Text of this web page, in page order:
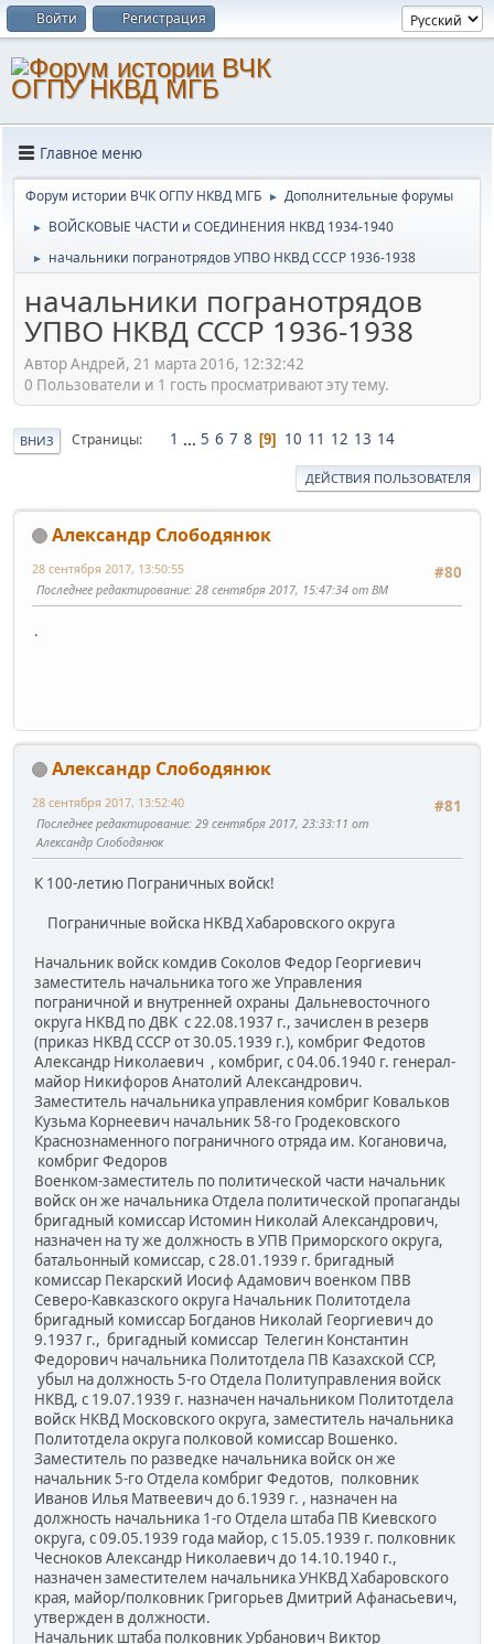
Войти Регистрация
Главное меню
Форум истории ВЧК ОГПУ НКВД МГБ ► Дополнительные форумы
► ВОЙСКОВЫЕ ЧАСТИ и СОЕДИНЕНИЯ НКВД 1934-1940
► начальники погранотрядов УПВО НКВД СССР 1936-1938
начальники погранотрядов
УПВО НКВД СССР 1936-1938
Автор Андрей, 21 марта 2016, 12:32:42
0 Пользователи и 1 гость просматривают эту тему.
ВНИЗ Страницы 1 ... 5 6 7 8 9 10 11 12 13 14
ДЕЙСТВИЯ ПОЛЬЗОВАТЕЛЯ
Александр Слободянюк
#80
28 сентября 2017, 13:50:55
Последнее редактирование: 28 сентября 2017, 15:47:34 от BM
.
Александр Слободянюк
#81
28 сентября 2017, 13:52:40
Последнее редактирование: 29 сентября 2017, 23:33:11 от
Александр Слободянюк
К 100-летию Пограничных войск!
Пограничные войска НКВД Хабаровского округа
Начальник войск комдив Соколов Федор Георгиевич
заместитель начальника того же Управления
пограничной и внутренней охраны Дальневосточного
округа НКВД по ДВК с 22.08.1937 г., зачислен в резерв
(приказ НКВД СССР от 30.05.1939 г.), комбриг Федотов
Александр Николаевич , комбриг, с 04.06.1940 г. генерал-
майор Никифоров Анатолий Александрович.
Заместитель начальника управления комбриг Ковальков
Кузьма Корнеевич начальник 58-го Гродековского
Краснознаменного пограничного отряда им. Когановича,
комбриг Федоров
Военком-заместитель по политической части начальник
войск он же начальника Отдела политической пропаганды
бригадный комиссар Истомин Николай Александрович,
назначен на ту же должность в УПВ Приморского округа,
батальонный комиссар, с 28.01.1939 г. бригадный
комиссар Пекарский Иосиф Адамович военком ПВВ
Северо-Кавказского округа Начальник Политотдела
бригадный комиссар Богданов Николай Георгиевич до
9.1937 г., бригадный комиссар Телегин Константин
Федорович начальника Политотдела ПВ Казахской ССР,
убыл на должность 5-го Отдела Политуправления войск
НКВД, с 19.07.1939 г. назначен начальником Политотдела
войск НКВД Московского округа, заместитель начальника
Политотдела округа полковой комиссар Вошенко.
Заместитель по разведке начальника войск он же
начальник 5-го Отдела комбриг Федотов, полковник
Иванов Илья Матвеевич до 6.1939 г. , назначен на
должность начальника 1-го Отдела штаба ПВ Киевского
округа, с 09.05.1939 года майор, с 15.05.1939 г. полковник
Чесноков Александр Николаевич до 14.10.1940 г.,
назначен заместителем начальника УНКВД Хабаровского
края, майор/полковник Григорьев Дмитрий Афанасьевич,
утвержден в должности.
Начальник штаба полковник Урбанович Виктор